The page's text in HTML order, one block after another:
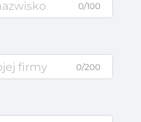
0/100
0/200